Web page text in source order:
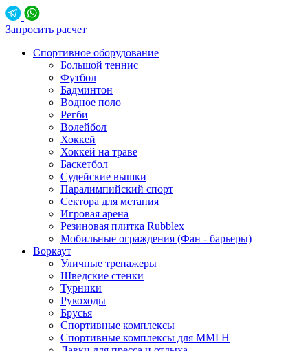
Запросить расчет
Спортивное оборудование
Большой теннис
Футбол
Бадминтон
Водное поло
Регби
Волейбол
Хоккей
Хоккей на траве
Баскетбол
Судейские вышки
Паралимпийский спорт
Сектора для метания
Игровая арена
Резиновая плитка Rubblex
Мобильные ограждения (Фан - барьеры)
Воркаут
Уличные тренажеры
Шведские стенки
Турники
Рукоходы
Брусья
Спортивные комплексы
Спортивные комплексы для ММГН